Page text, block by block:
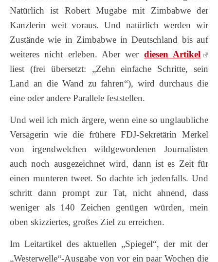
Natürlich ist Robert Mugabe mit Zimbabwe der
Kanzlerin weit voraus. Und natürlich werden wir
Zustände wie in Zimbabwe in Deutschland bis auf
weiteres nicht erleben. Aber wer diesen Artikel
liest (frei übersetzt: „Zehn einfache Schritte, sein
Land an die Wand zu fahren“), wird durchaus die
eine oder andere Parallele feststellen.
Und weil ich mich ärgere, wenn eine so unglaubliche
Versagerin wie die frühere FDJ-Sekretärin Merkel
von irgendwelchen wildgewordenen Journalisten
auch noch ausgezeichnet wird, dann ist es Zeit für
einen munteren tweet. So dachte ich jedenfalls. Und
schritt dann prompt zur Tat, nicht ahnend, dass
weniger als 140 Zeichen genügen würden, mein
oben skizziertes, großes Ziel zu erreichen.
Im Leitartikel des aktuellen „Spiegel“, der mit der
„Westerwelle“-Ausgabe von vor ein paar Wochen die